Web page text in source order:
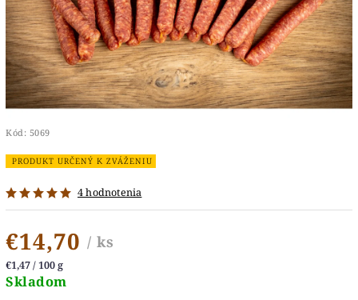
Kód: 5069
PRODUKT URČENÝ K ZVÁŽENIU
4 hodnotenia
€14,70 / ks
€1,47 / 100 g
Skladom